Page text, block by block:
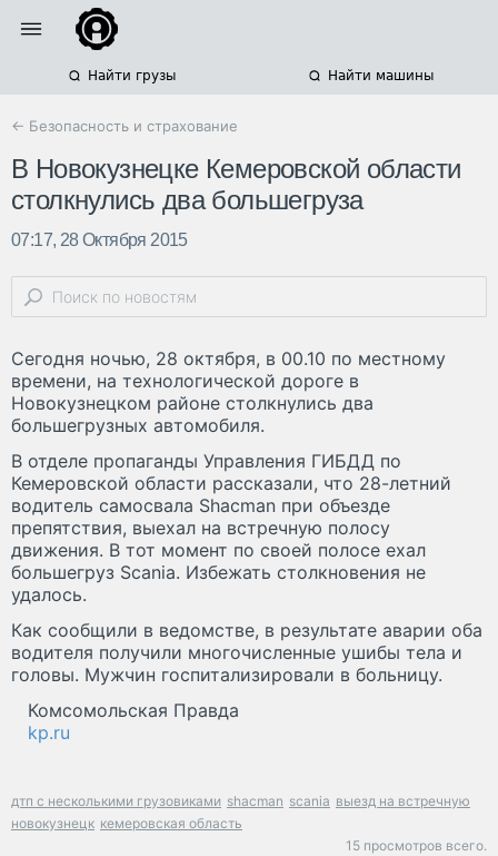
Найти грузы Найти машины
← Безопасность и страхование
В Новокузнецке Кемеровской области
столкнулись два большегруза
07:17, 28 Октября 2015
Сегодня ночью, 28 октября, в 00.10 по местному
времени, на технологической дороге в
Новокузнецком районе столкнулись два
большегрузных автомобиля.
В отделе пропаганды Управления ГИБДД по
Кемеровской области рассказали, что 28-летний
водитель самосвала Shacman при объезде
препятствия, выехал на встречную полосу
движения. В тот момент по своей полосе ехал
большегруз Scania. Избежать столкновения не
удалось.
Как сообщили в ведомстве, в результате аварии оба
водителя получили многочисленные ушибы тела и
головы. Мужчин госпитализировали в больницу.
Комсомольская Правда
kp.ru
дтп с несколькими грузовиками shacman scania выезд на встречную
новокузнецк кемеровская область
15 просмотров всего.